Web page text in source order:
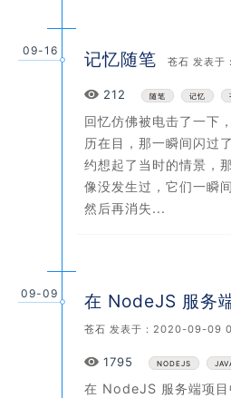
09-16 记忆随笔 苍石 发表
212 Views
随笔 记忆
回忆仿佛被电击了一下
历在目，那一瞬间闪过
约想起了当时的情景，
像没发生过，它们一瞬
然后再消失...
09-09 在 NodeJS 服务
苍石 发表于：2020-09-09
1795 ViewsNODEJS
在 NodeJS 服务端项